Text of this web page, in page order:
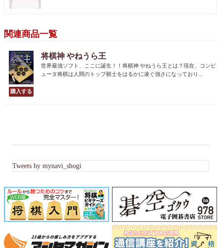
関連商品一覧
将棋神 やねうら王
世界最強ソフト、ここに誕生！！将棋神 やねうら王とは？現在、コンピ
ュータ将棋は人間のトップ棋士をはるかに凌ぐ強さになっており...
Tweets by mynavi_shogi